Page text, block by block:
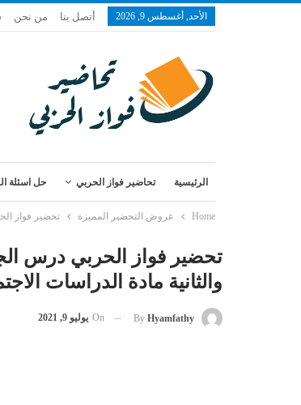
الأحد, أغسطس 9, 2026 أتصل بنا من نحن
الرئيسية تحاضير فواز الحربي حل اسئلة
Home عروض التحضير المميزة تحضير فواز
تحضير فواز الحربي درس
والثانية مادة الدراسات
By Hyamfathy
On يوليو 9, 2021